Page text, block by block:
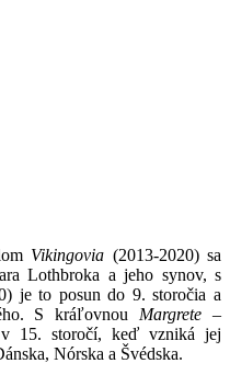
Vikingovia (2013-2020) sa
Lothbroka a jeho synov, s
je to posun do 9. storočia a
S kráľovnou Margrete –
15. storočí, keď vzniká jej
Nórska a Švédska.